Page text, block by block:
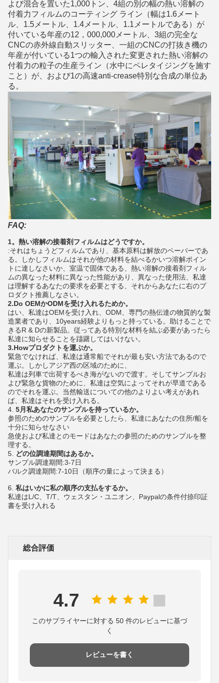
よび混合を置いた1,000トン、4組の別の幅の熱い溶解の
付着力フィルムのコーティング ライン（幅は1.6メート
ル、1.5メートル、1.4メートル、1.1メートルである）が
付いている年産の12，000,000メートル、3組の完全な
CNCの赤外線自動スリッター、一組のCNCの打抜き機の
年産が付いている1つの輸入された変更された熱い溶解の
付着力の粒子の生産ライン（水中にペレタイジングを施す
こと）が、および1の高速anti-crease特別な合成の単位あ
る。
FAQ:
1。熱い溶解の接着剤フィルムはどうですか。
:それはちょうどフィルムであり、基本原料は解放のペーパーであ
る。しかしフィルムはそれが他の材料を結べるかいつ溶解ポイン
トに達しなさいか、室温で固体である、熱い溶解の接着剤フィル
ムの異なった材料に異なった性能があり、異なった使用法、私達
は理解するあなたの要求を必要とする、それからあなたに右のプ
ロダクト推薦しなさい。
2.Do OEMかODMを受け入れるためか。
はい、私達はOEMを受け入れ、ODM、専門の熱伝達の物質的な製
造業者であり、10years経験よりもっと持っている。助けることで
きるR & Dの新製品。従ってある特別な材料を結ぶ必要があったら
私達に知らせることを躊躇してはいけない。
3.Howプロダクトを運ぶか。
緊急でなければ、私達は通常船でそれが最も安い方法であるので
運ぶ。しかしアジア西の区域のために、
私達は列車で出荷するべき海がないので渡す。そしてサンプルお
よび緊急な貨物のために、私達は空気によってそれが早道である
のでそれを運ぶ。当然輸送についての他のよりよい考えがあれ
ば、私達はそれを受け入れる。
4. 5月私あなたのサンプルを持っているか。
参照のためのサンプルを必要としたら、私達にあなたの住所/船を
十分に知らせなさい
急使および私達とのモードはあなたの参照のためのサンプルを整
理する。
5.
どの位調達期間はあるか。
サンプル調達期間:3-7日
バルク調達期間:7-10日（順序の量によって決まる）
6. 私はいかに私の順序の支払をするか。
私達はL/C、T/T、ウェスタン・ユニオン、Paypalの条件付捺印証
書を受け入れる
総合評価
4.7
このサプライヤーに対する 50 件のレビューに基づ
く
レビューを書く